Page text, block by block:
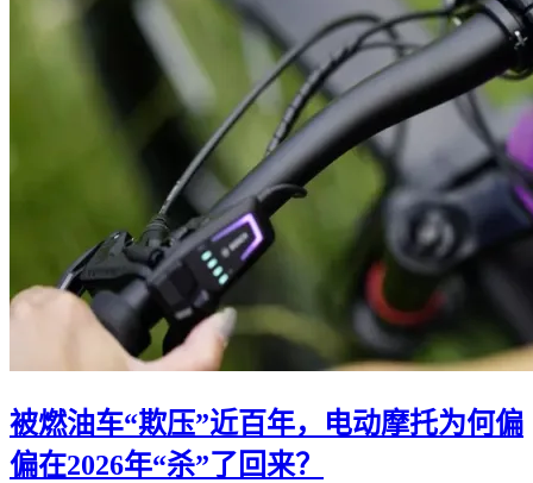
被燃油车“欺压”近百年，电动摩托为何偏
偏在2026年“杀”了回来？